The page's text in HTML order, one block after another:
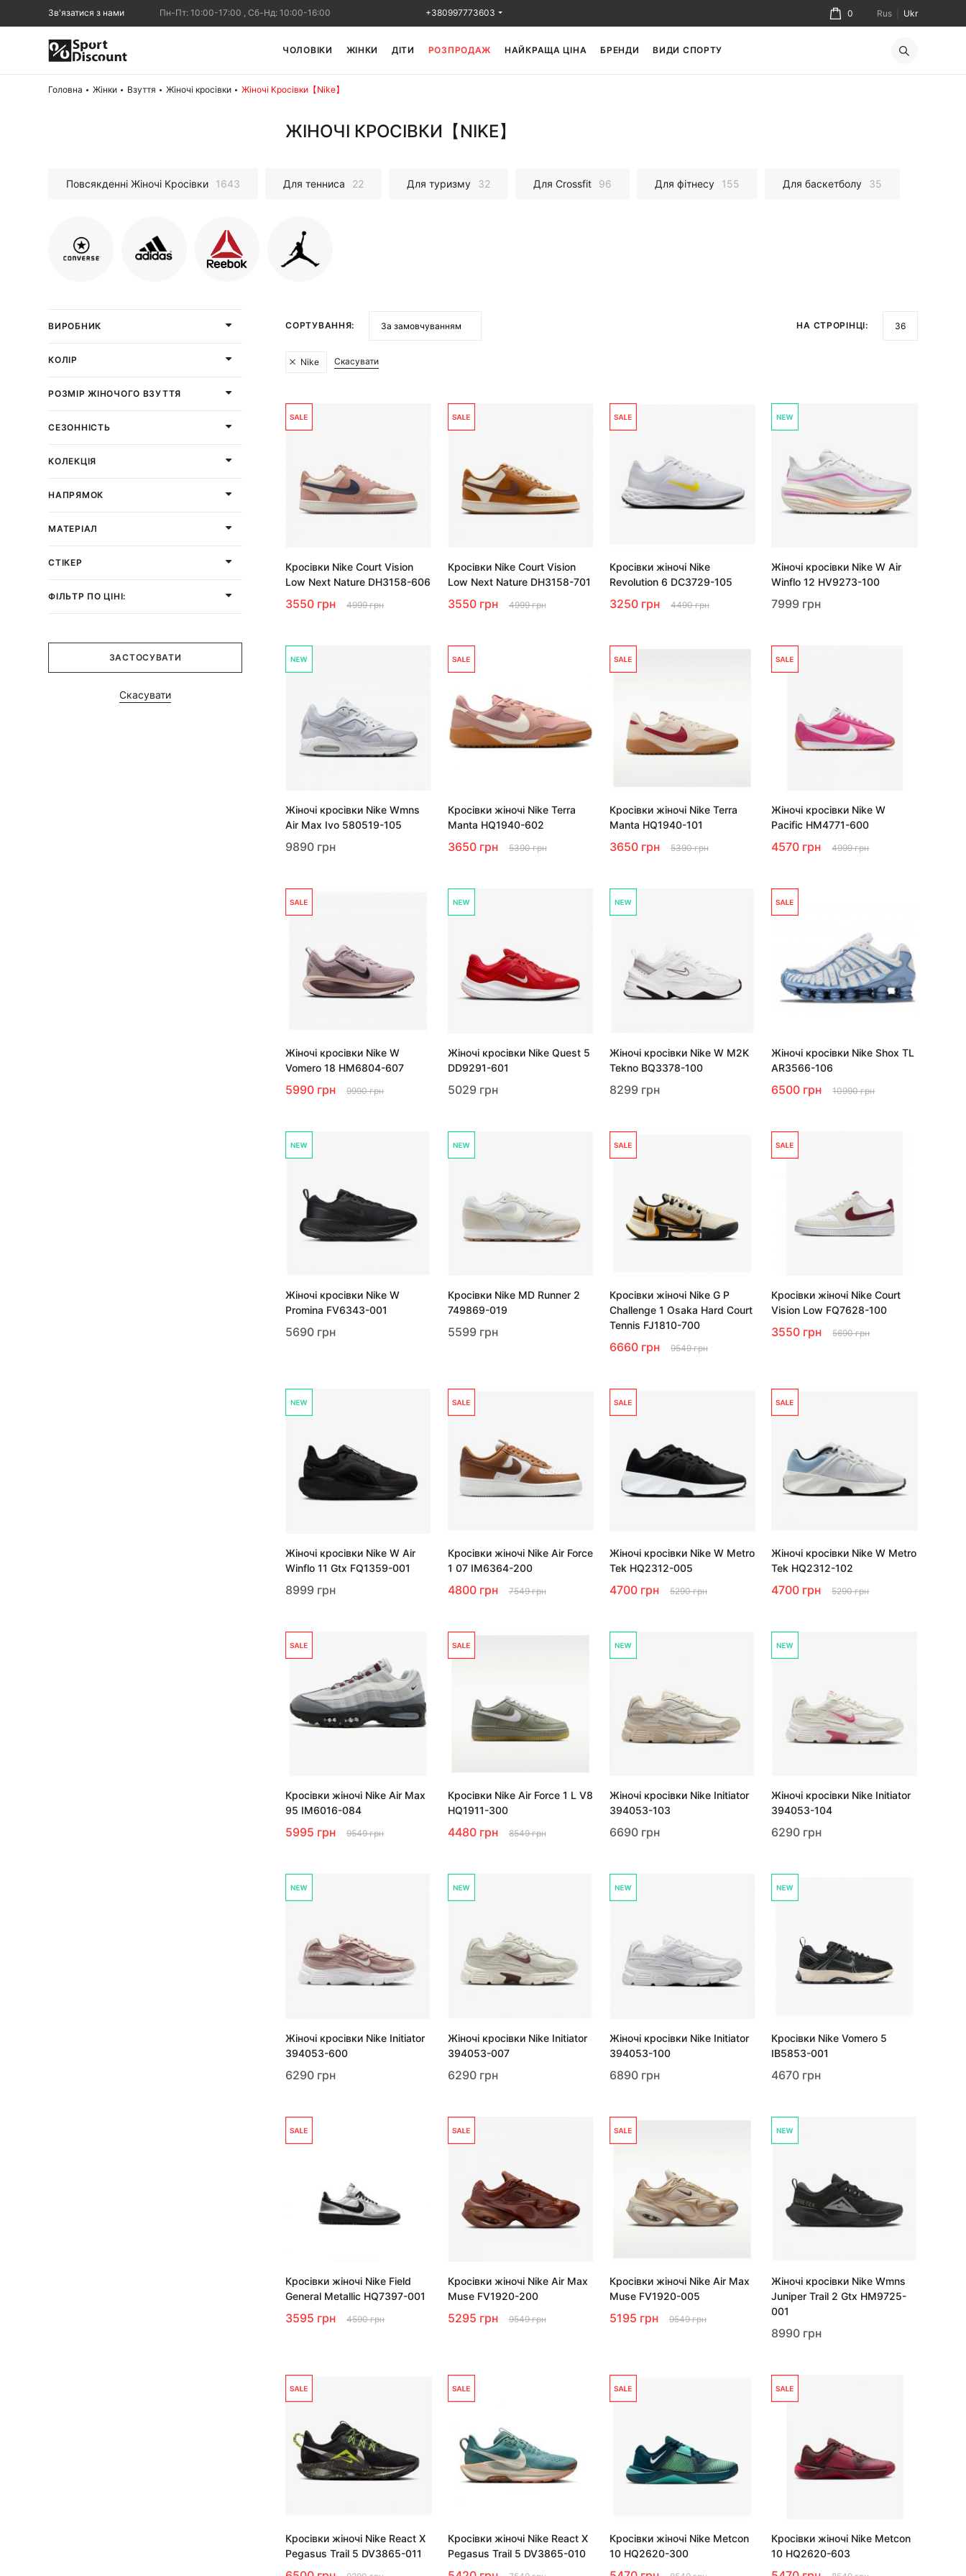
ЧОЛОВІКИ ЖІНКИ ДІТИ РОЗПРОДАЖ НАЙКРАЩА ЦІНА БРЕНДИ ВИДИ СПОРТУ
+380997773603
Зв'язатися з нами Пн-Пт: 10:00-17:00 , Сб-Нд: 10:00-16:00 0 Rus Ukr
Головна Жінки Взуття Жіночі кросівки Жіночі Кросівки【Nike】
ЖІНОЧІ КРОСІВКИ【NIKE】
Повсякденні Жіночі Кросівки 1643 Для тенниса 22 Для туризму 32 Для Crossfit 96 Для фітнесу 155 Для баскетболу 35
ВИРОБНИК
КОЛІР
РОЗМІР ЖІНОЧОГО ВЗУТТЯ
СЕЗОННІСТЬ
КОЛЕКЦІЯ
НАПРЯМОК
МАТЕРІАЛ
СТІКЕР
ФІЛЬТР ПО ЦІНІ:
ЗАСТОСУВАТИ
Скасувати
СОРТУВАННЯ: НА СТРОРІНЦІ:
Nike Скасувати
Кросівки Nike Court Vision
Low Next Nature DH3158-606
3550 грн 4999 грн
Кросівки Nike Court Vision
Low Next Nature DH3158-701
3550 грн 4999 грн
Кросівки жіночі Nike
Revolution 6 DC3729-105
3250 грн 4490 грн
Жіночі кросівки Nike W Air
Winflo 12 HV9273-100
7999 грн
Жіночі кросівки Nike Wmns
Air Max Ivo 580519-105
9890 грн
Кросівки жіночі Nike Terra
Manta HQ1940-602
3650 грн 5390 грн
Кросівки жіночі Nike Terra
Manta HQ1940-101
3650 грн 5390 грн
Жіночі кросівки Nike W
Pacific HM4771-600
4570 грн 4999 грн
Жіночі кросівки Nike W
Vomero 18 HM6804-607
5990 грн 9990 грн
Жіночі кросівки Nike Quest 5
DD9291-601
5029 грн
Жіночі кросівки Nike W M2K
Tekno BQ3378-100
8299 грн
Жіночі кросівки Nike Shox TL
AR3566-106
6500 грн 10990 грн
Жіночі кросівки Nike W
Promina FV6343-001
5690 грн
Кросівки Nike MD Runner 2
749869-019
5599 грн
Кросівки жіночі Nike G P
Challenge 1 Osaka Hard Court
Tennis FJ1810-700
6660 грн 9549 грн
Кросівки жіночі Nike Court
Vision Low FQ7628-100
3550 грн 5690 грн
Жіночі кросівки Nike W Air
Winflo 11 Gtx FQ1359-001
8999 грн
Кросівки жіночі Nike Air Force
1 07 IM6364-200
4800 грн 7549 грн
Жіночі кросівки Nike W Metro
Tek HQ2312-005
4700 грн 5290 грн
Жіночі кросівки Nike W Metro
Tek HQ2312-102
4700 грн 5290 грн
Кросівки жіночі Nike Air Max
95 IM6016-084
5995 грн 9549 грн
Кросівки Nike Air Force 1 L V8
HQ1911-300
4480 грн 8549 грн
Жіночі кросівки Nike Initiator
394053-103
6690 грн
Жіночі кросівки Nike Initiator
394053-104
6290 грн
Жіночі кросівки Nike Initiator
394053-600
6290 грн
Жіночі кросівки Nike Initiator
394053-007
6290 грн
Жіночі кросівки Nike Initiator
394053-100
6890 грн
Кросівки Nike Vomero 5
IB5853-001
4670 грн
Кросівки жіночі Nike Field
General Metallic HQ7397-001
3595 грн 4590 грн
Кросівки жіночі Nike Air Max
Muse FV1920-200
5295 грн 9549 грн
Кросівки жіночі Nike Air Max
Muse FV1920-005
5195 грн 9549 грн
Жіночі кросівки Nike Wmns
Juniper Trail 2 Gtx HM9725-
001
8990 грн
Кросівки жіночі Nike React X
Pegasus Trail 5 DV3865-011
Кросівки жіночі Nike React X
Pegasus Trail 5 DV3865-010
Кросівки жіночі Nike Metcon
10 HQ2620-300
Кросівки жіночі Nike Metcon
10 HQ2620-603